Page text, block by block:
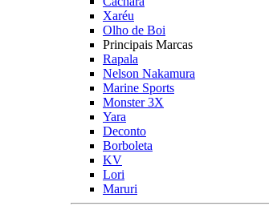
Xaréu
Olho de Boi
Principais Marcas
Rapala
Nelson Nakamura
Marine Sports
Monster 3X
Yara
Deconto
Borboleta
KV
Lori
Maruri